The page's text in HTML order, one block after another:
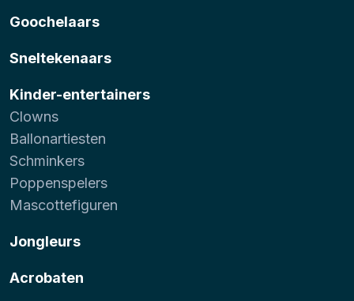
Goochelaars
Sneltekenaars
Kinder-entertainers
Clowns
Ballonartiesten
Schminkers
Poppenspelers
Mascottefiguren
Jongleurs
Acrobaten